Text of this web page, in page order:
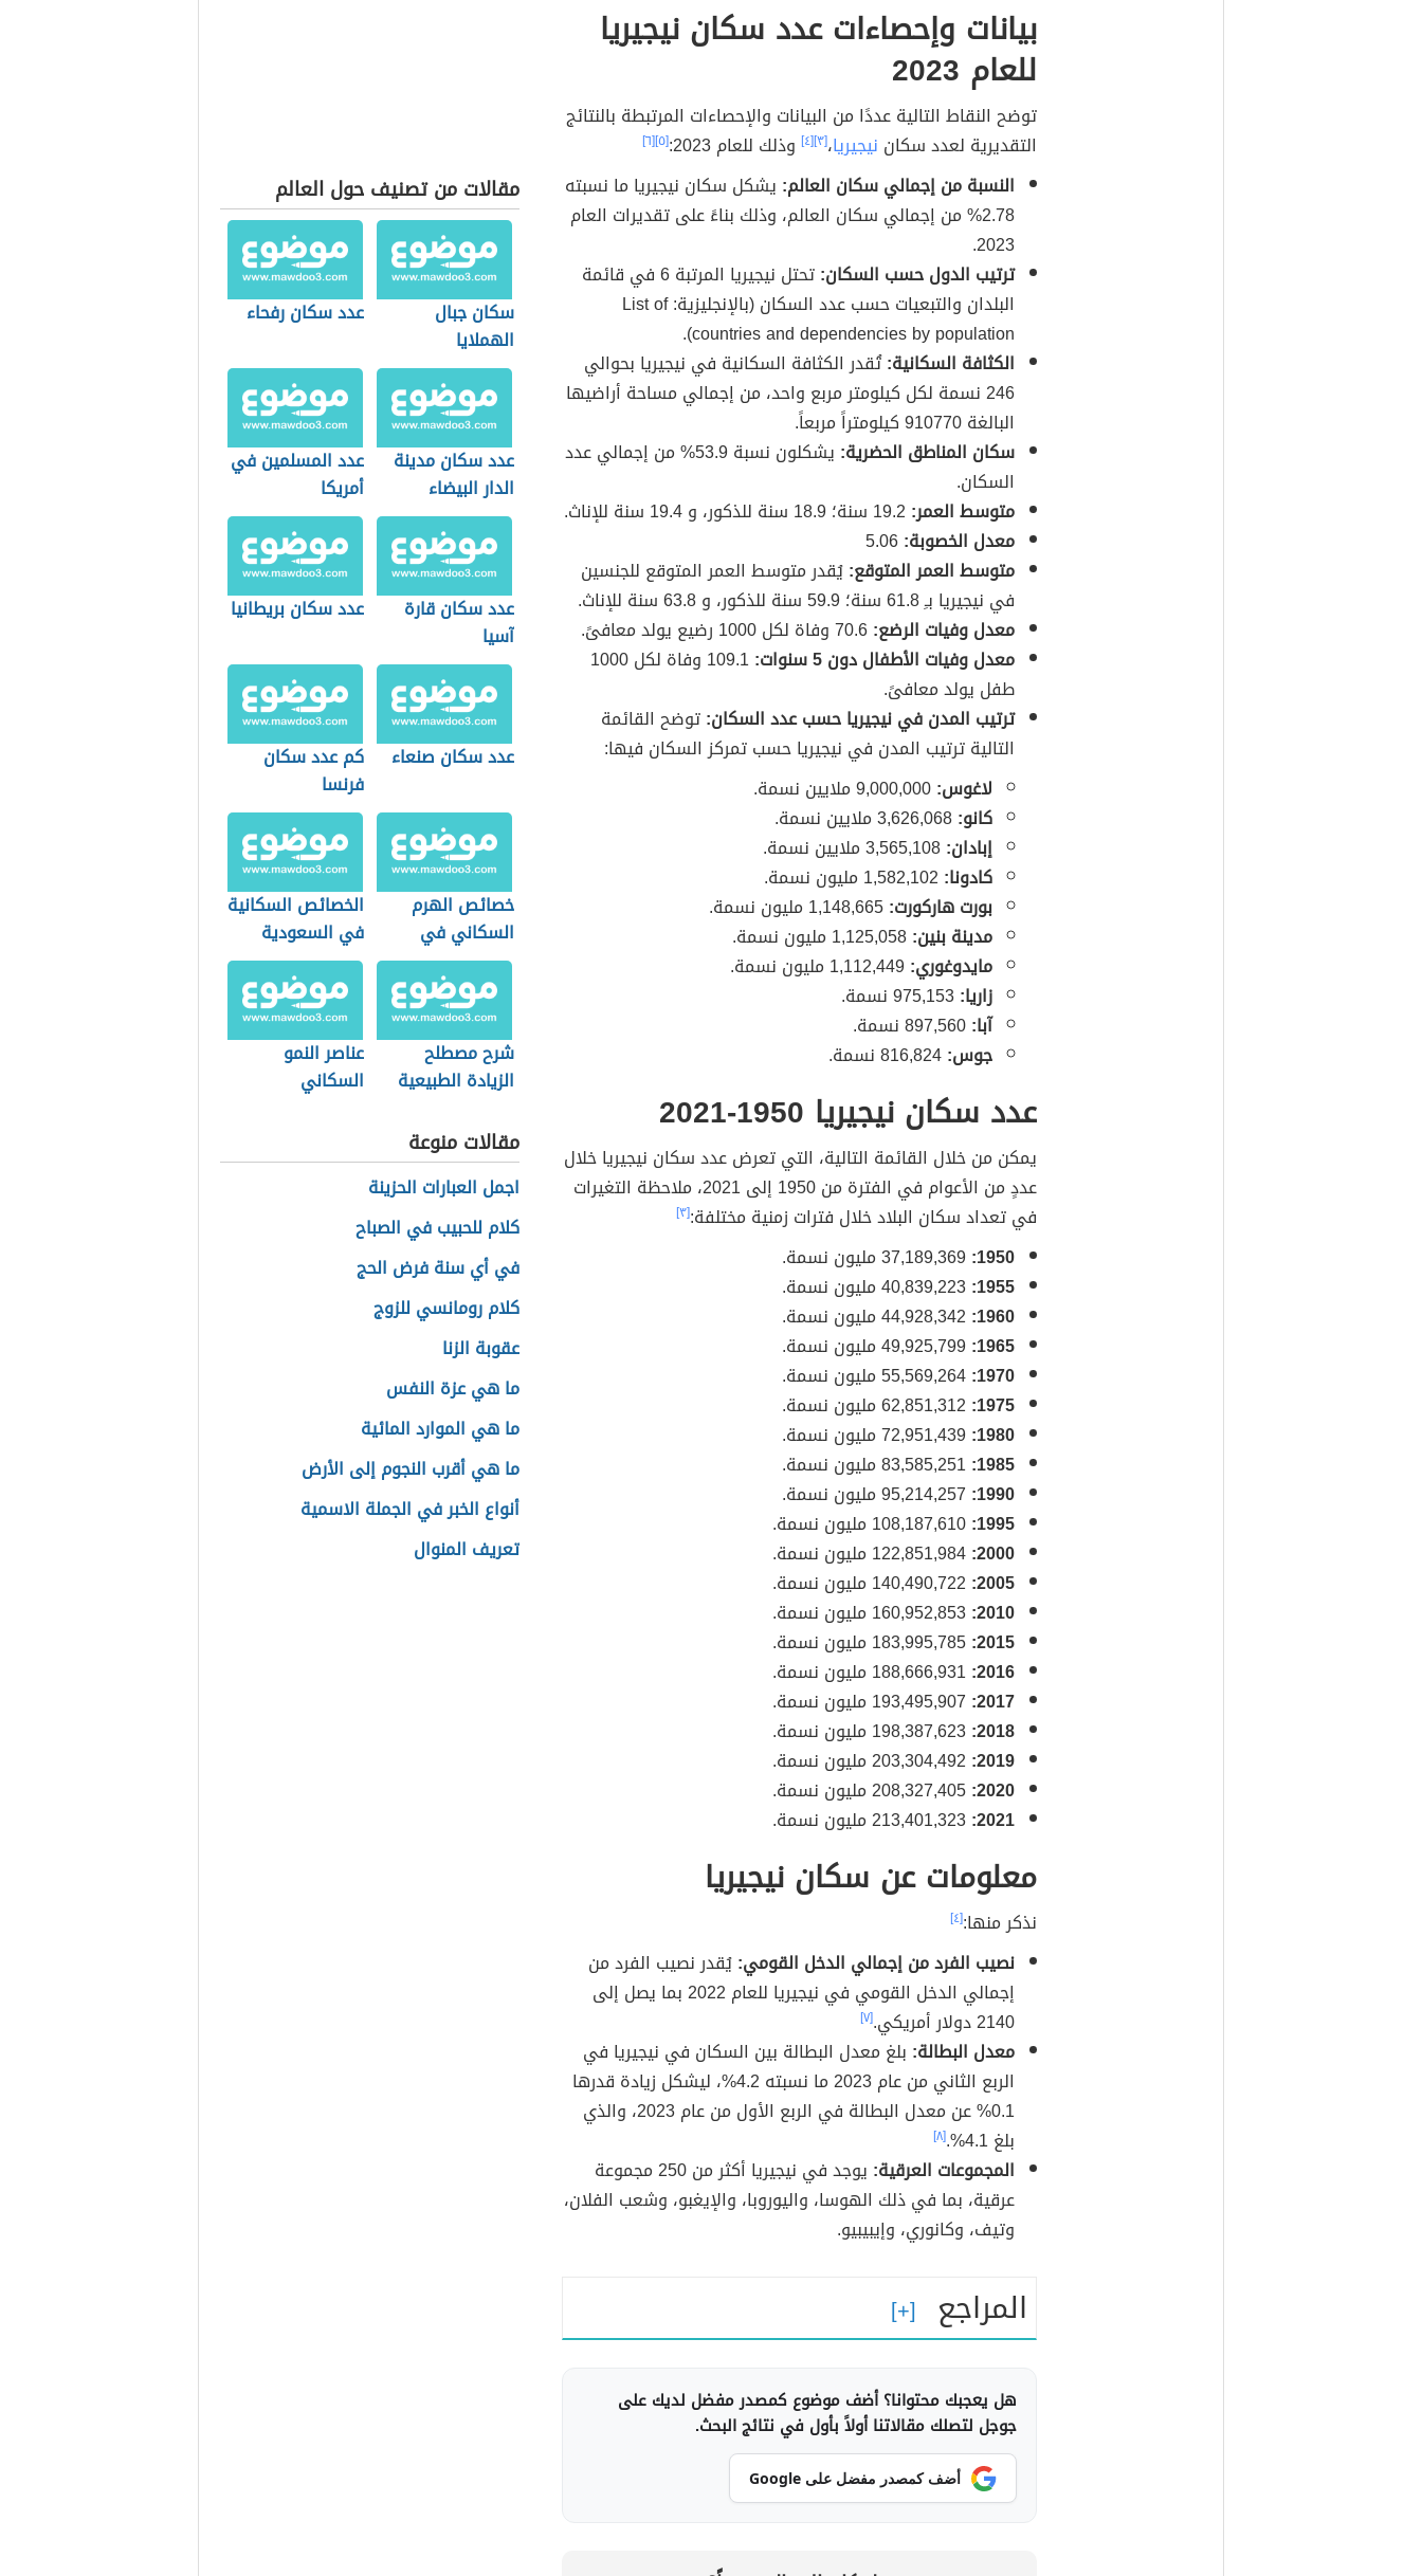
بيانات وإحصاءات عدد سكان نيجيريا
للعام 2023
توضح النقاط التالية عددًا من البيانات والإحصاءات المرتبطة بالنتائج
التقديرية لعدد سكان نيجيريا،[٣] [٤] وذلك للعام 2023: [٥] [٦]
النسبة من إجمالي سكان العالم: يشكل سكان نيجيريا ما نسبته
2.78% من إجمالي سكان العالم، وذلك بناءً على تقديرات العام
2023.
ترتيب الدول حسب السكان:
تحتل نيجيريا المرتبة 6 في قائمة
البلدان والتبعيات حسب عدد السكان (بالإنجليزية: List of
countries and dependencies by population).
الكثافة السكانية:تُقدر الكثافة السكانية في نيجيريا بحوالي
246 نسمة لكل كيلومتر مربع واحد، من إجمالي مساحة أراضيها
البالغة 910770 كيلومتراً مربعاً.
سكان المناطق الحضرية:
يشكلون نسبة 53.9% من إجمالي عدد
السكان.
متوسط العمر:
معدل الخصوبة:5.06
متوسط العمر المتوقع:يُقدر متوسط العمر المتوقع للجنسين
في نيجيريا بـِ 61.8 سنة؛ 59.9 سنة للذكور، و 63.8 سنة للإناث.
معدل وفيات الرضع:70.6 وفاة لكل 1000 رضيع يولد معافىً.
معدل وفيات الأطفال دون 5 سنوات:
109.1 وفاة لكل 1000
طفل يولد معافىً.
ترتيب المدن في نيجيريا حسب عدد السكان:توضح القائمة
التالية ترتيب المدن في نيجيريا حسب تمركز السكان فيها:
لاغوس:
كانو:
إبادان:3,565,108 ملايين نسمة.
كادونا:
بورت هاركورت:
مدينة بنين:
مايدوغوري:
زاريا:
آبا:897,560 نسمة.
جوس:
عدد سكان نيجيريا 1950-2021
يمكن من خلال القائمة التالية، التي تعرض عدد سكان نيجيريا خلال
عددٍ من الأعوام في الفترة من 1950 إلى 2021، ملاحظة التغيرات
في تعداد سكان البلاد خلال فترات زمنية مختلفة:[٣]
1950: 37,189,369 مليون نسمة.
1955: 40,839,223 مليون نسمة.
1960:
1965: 49,925,799 مليون نسمة.
1970: 55,569,264 مليون نسمة.
1975:
1980: 72,951,439 مليون نسمة.
1985: 83,585,251 مليون نسمة.
1990:
1995: 108,187,610 مليون نسمة.
2000: 122,851,984 مليون نسمة.
2005:
2010: 160,952,853 مليون نسمة.
2015: 183,995,785 مليون نسمة.
2016: 188,666,931 مليون نسمة.
2017:
2018: 198,387,623 مليون نسمة.
2019: 203,304,492 مليون نسمة.
2020: 208,327,405 مليون نسمة.
2021: 213,401,323 مليون نسمة.
معلومات عن سكان نيجيريا
نذكر منها:[٤]
نصيب الفرد من إجمالي الدخل القومي:يُقدر نصيب الفرد من
إجمالي الدخل القومي في نيجيريا للعام 2022 بما يصل إلى
2140 دولار أمريكي.
[٧]
معدل البطالة: بلغ معدل البطالة بين السكان في نيجيريا في
الربع الثاني من عام 2023 ما نسبته 4.2%، ليشكل زيادة قدرها
0.1% عن معدل البطالة في الربع الأول من عام 2023، والذي
بلغ 4.1%.
[٨]
المجموعات العرقية:
يوجد في نيجيريا أكثر من 250 مجموعة
عرقية، بما في ذلك الهوسا، واليوروبا، والإيغبو، وشعب الفلان،
وتيف، وكانوري، وإيبيبيو.
المراجع
هل يعجبك محتوانا؟ أضف موضوع كمصدر مفضل لديك على
جوجل لتصلك مقالاتنا أولاً بأول في نتائج البحث.
أضف كمصدر مفضل على Google
مقالات من تصنيف حول العالم
سكان جبال
الهملايا
عدد سكان رفحاء
عدد سكان مدينة
الدار البيضاء
عدد المسلمين في
أمريكا
عدد سكان قارة
آسيا
عدد سكان بريطانيا
عدد سكان صنعاء
كم عدد سكان
فرنسا
خصائص الهرم
السكاني في
المجتمعات الهرمة
الخصائص السكانية
في السعودية
شرح مصطلح
الزيادة الطبيعية
عناصر النمو
السكاني
مقالات منوعة
اجمل العبارات الحزينة
كلام للحبيب في الصباح
في أي سنة فرض الحج
كلام رومانسي للزوج
عقوبة الزنا
ما هي عزة النفس
ما هي الموارد المائية
ما هي أقرب النجوم إلى الأرض
أنواع الخبر في الجملة الاسمية
تعريف المنوال